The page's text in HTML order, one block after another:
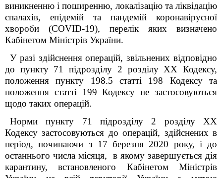
виникненню і поширенню, локалізацію та ліквідацію
спалахів, епідемій та пандемій коронавірусної
хвороби (COVID-19), перелік яких визначено
Кабінетом Міністрів України.
У разі здійснення операцій, звільнених відповідно
до пункту 71 підрозділу 2 розділу XX Кодексу,
положення пункту 198.5 статті 198 Кодексу та
положення статті 199 Кодексу не застосовуються
щодо таких операцій.
Норми пункту 71 підрозділу 2 розділу ХХ
Кодексу застосовуються до операцій, здійснених в
період, починаючи з 17 березня 2020 року, і до
останнього числа місяця, в якому завершується дія
карантину, встановленого Кабінетом Міністрів